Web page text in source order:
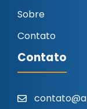
Sobre
Contato
Contato